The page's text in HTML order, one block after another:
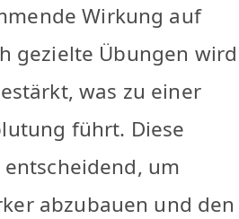
Wirkung auf
gezielte Übungen wird
was zu einer
führt. Diese
um
abzubauen und den